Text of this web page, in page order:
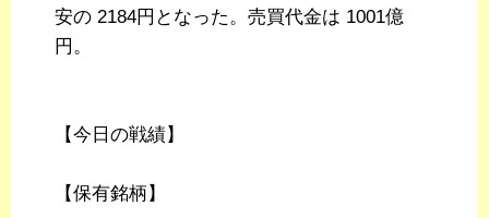
安の 2184円となった。売買代金は 1001億
円。
【今日の戦績】
【保有銘柄】